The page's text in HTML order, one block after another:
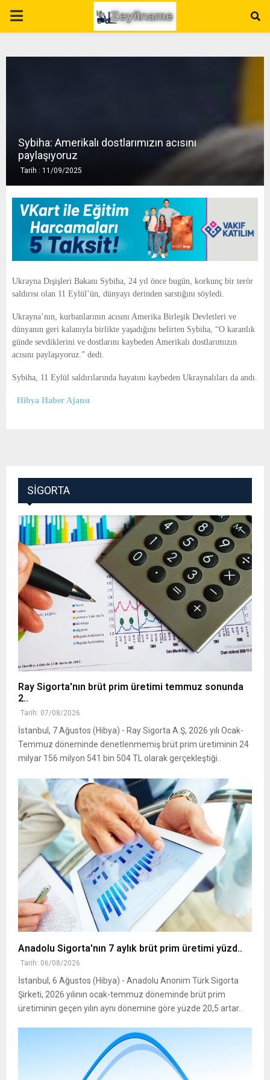
P
A
E
U
Sybiha: Amerikalı dostlarımızın acısını
paylaşıyoruz
Tarih : 11/09/2025
Ukrayna Dışişleri Bakanı Sybiha, 24 yıl önce bugün, korkunç bir terör
saldırısı olan 11 Eylül’ün, dünyayı derinden sarstığını söyledi.
Ukrayna’nın, kurbanlarının acısını Amerika Birleşik Devletleri ve
dünyanın geri kalanıyla birlikte yaşadığını belirten Sybiha, “O karanlık
günde sevdiklerini ve dostlarını kaybeden Amerikalı dostlarımızın
acısını paylaşıyoruz.” dedi.
Sybiha, 11 Eylül saldırılarında hayatını kaybeden Ukraynalıları da andı.
Hibya Haber Ajansı
SIGORTA
Ray Sigorta'nın brüt prim üretimi temmuz sonunda
2..
Tarih: 07/08/2026
İstanbul, 7 Ağustos (Hibya) - Ray Sigorta A.Ş, 2026 yılı Ocak-
Temmuz döneminde denetlenmemiş brüt prim üretiminin 24
milyar 156 milyon 541 bin 504 TL olarak gerçekleştiği..
Anadolu Sigorta'nın 7 aylık brüt prim üretimi yüzd..
Tarih: 06/08/2026
İstanbul, 6 Ağustos (Hibya) - Anadolu Anonim Türk Sigorta
Şirketi, 2026 yılının ocak-temmuz döneminde brüt prim
üretiminin geçen yılın aynı dönemine göre yüzde 20,5 artar..